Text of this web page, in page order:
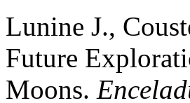
Lunine J.,
Future
Moons.